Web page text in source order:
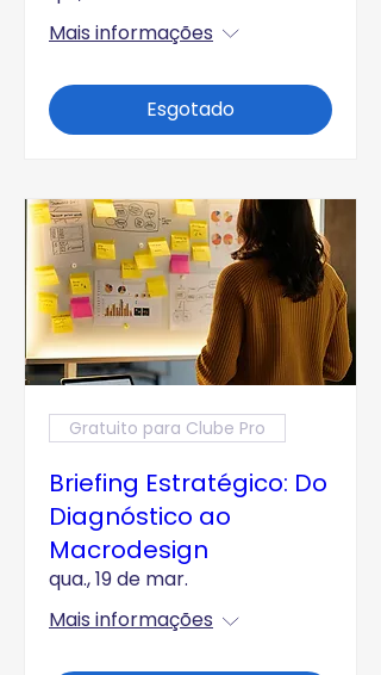
Mais informações
Esgotado
Gratuito para Clube Pro
Briefing Estratégico: Do
Diagnóstico ao
Macrodesign
qua., 19 de mar.
Mais informações